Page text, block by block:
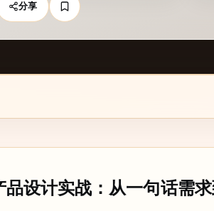
分享
品设计实战：从一句话需